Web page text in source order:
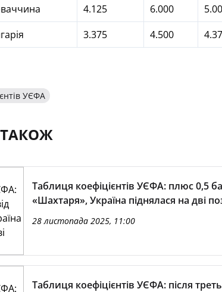
4.125 6.000
3.375 4.500
УЄФА
Таблиця коефіцієнтів УЄФА: плюс 0,5
«Шахтаря», Україна піднялася на дві
28 листопада 2025, 11:00
Таблиця коефіцієнтів УЄФА: після